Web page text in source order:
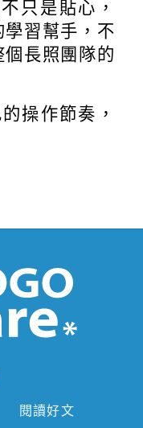
不只是貼心，
學習幫手，不
個長照團隊的
操作節奏，
閱讀好文